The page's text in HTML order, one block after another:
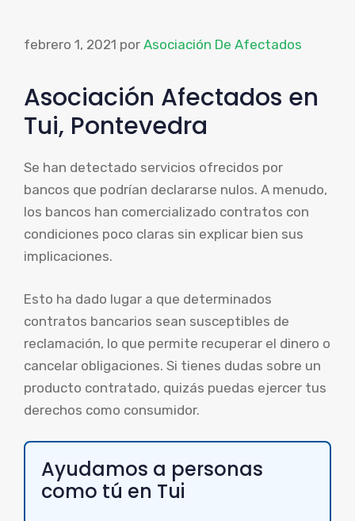
febrero 1, 2021 por Asociación De Afectados
Asociación Afectados en
Tui, Pontevedra
Se han detectado servicios ofrecidos por
bancos que podrían declararse nulos. A menudo,
los bancos han comercializado contratos con
condiciones poco claras sin explicar bien sus
implicaciones.
Esto ha dado lugar a que determinados
contratos bancarios sean susceptibles de
reclamación, lo que permite recuperar el dinero o
cancelar obligaciones. Si tienes dudas sobre un
producto contratado, quizás puedas ejercer tus
derechos como consumidor.
Ayudamos a personas
como tú en Tui